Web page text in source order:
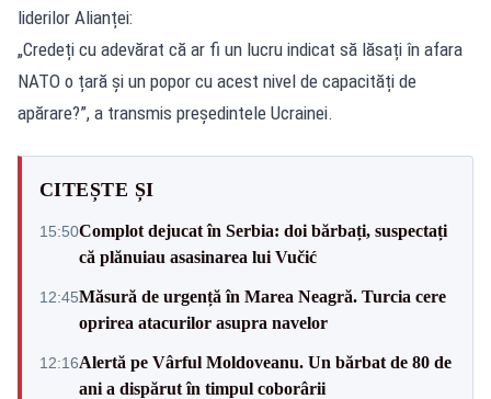
liderilor Alianței:
„Credeți cu adevărat că ar fi un lucru indicat să lăsați în afara
NATO o țară și un popor cu acest nivel de capacități de
apărare?”, a transmis președintele Ucrainei.
CITEȘTE ȘI
15:50Complot dejucat în Serbia: doi bărbați, suspectați
că plănuiau asasinarea lui Vučić
12:45Măsură de urgență în Marea Neagră. Turcia cere
oprirea atacurilor asupra navelor
12:16Alertă pe Vârful Moldoveanu. Un bărbat de 80 de
ani a dispărut în timpul coborârii